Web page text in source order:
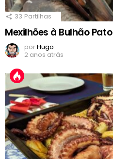
33 Partilhas
Mexilhões à Bulhão Pato
porHugo
2 anos atrás